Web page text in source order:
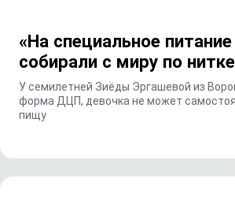
«На специальное
собирали с миру по
У семилетней Зиёды Эргашевой из
форма ДЦП, девочка не может
пищу